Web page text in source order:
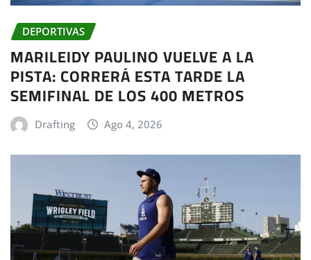
DEPORTIVAS
MARILEIDY PAULINO VUELVE A LA
PISTA: CORRERÁ ESTA TARDE LA
SEMIFINAL DE LOS 400 METROS
Drafting Ago 4, 2026